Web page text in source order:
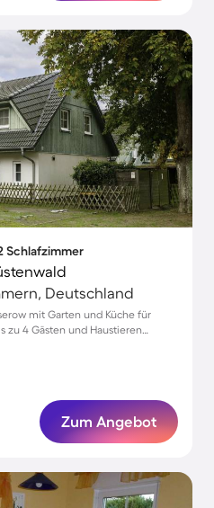
Schlafzimmer
Deutschland
mit Garten und Küche für
zu 4 Gästen und Haustieren
Zum Angebot